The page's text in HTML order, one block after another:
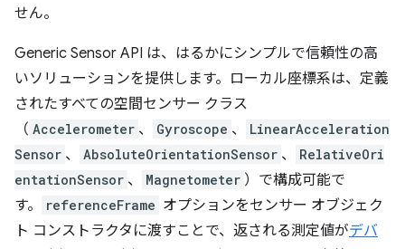
せん。
Generic Sensor API は、はるかにシンプルで信頼性の高
いソリューションを提供します。ローカル座標系は、定義
されたすべての空間センサー クラス
（ Accelerometer 、 Gyroscope 、
LinearAcceleration
Sensor 、 AbsoluteOrientationSensor 、
RelativeOri
entationSensor 、 Magnetometer ）で構成可能で
す。
referenceFrame オプションをセンサー オブジェク
ト コンストラクタに渡すことで、返される測定値がデバ